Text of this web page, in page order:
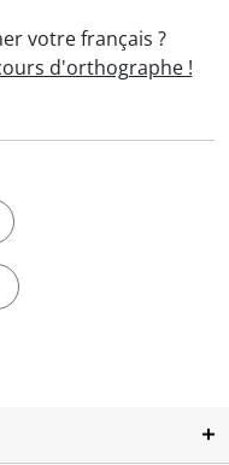
votre français ?
d'orthographe !